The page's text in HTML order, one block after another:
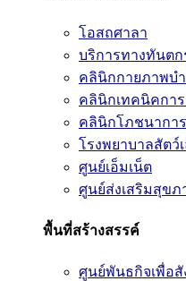
โอสถศาลา
บริการทางทันตก
คลินิกกายภาพบ
คลินิกเทคนิคกา
คลินิกโภชนากา
โรงพยาบาลสัตว์
ศูนย์เอ็มเน็ต
ศูนย์ส่งเสริมสุขภ
พื้นที่สร้างสรรค์
ศูนย์พันธกิจเพื่อสั